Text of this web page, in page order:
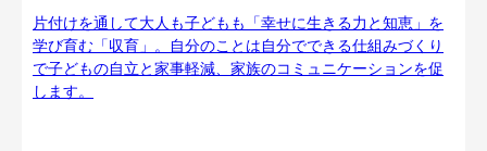
片付けを通して大人も子どもも「幸せに生きる力と知恵」を
学び育む「収育」。自分のことは自分でできる仕組みづくり
で子どもの自立と家事軽減、家族のコミュニケーションを促
します。